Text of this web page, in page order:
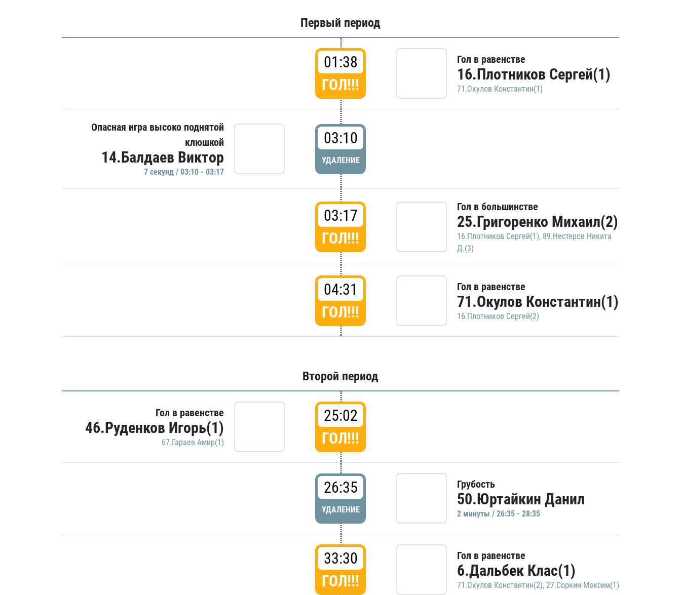
Первый период
01:38
ГОЛ!!!
Гол в равенстве
16.Плотников Сергей(1)
71.Окулов Константин(1)
Опасная игра высоко поднятой
клюшкой
14.Балдаев Виктор
7 секунд / 03:10 - 03:17
03:10
УДАЛЕНИЕ
03:17
ГОЛ!!!
Гол в большинстве
25.Григоренко Михаил(2)
16.Плотников Сергей(1), 89.Нестеров Никита
Д.(3)
04:31
ГОЛ!!!
Гол в равенстве
71.Окулов Константин(1)
16.Плотников Сергей(2)
Второй период
Гол в равенстве
46.Руденков Игорь(1)
67.Гараев Амир(1)
25:02
ГОЛ!!!
26:35
УДАЛЕНИЕ
Грубость
50.Юртайкин Данил
2 минуты / 26:35 - 28:35
33:30
ГОЛ!!!
Гол в равенстве
6.Дальбек Клас(1)
71.Окулов Константин(2), 27.Соркин Максим(1)